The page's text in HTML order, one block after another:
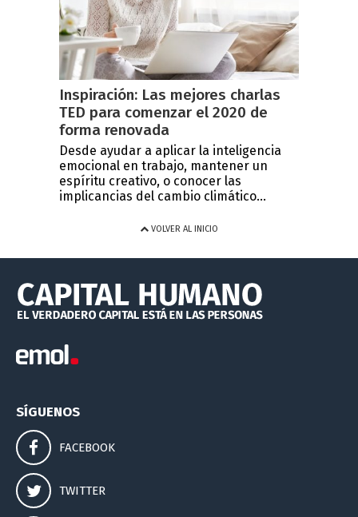
Inspiración: Las mejores charlas
TED para comenzar el 2020 de
forma renovada
Desde ayudar a aplicar la inteligencia
emocional en trabajo, mantener un
espíritu creativo, o conocer las
implicancias del cambio climático...
VOLVER AL INICIO
SÍGUENOS
FACEBOOK
TWITTER